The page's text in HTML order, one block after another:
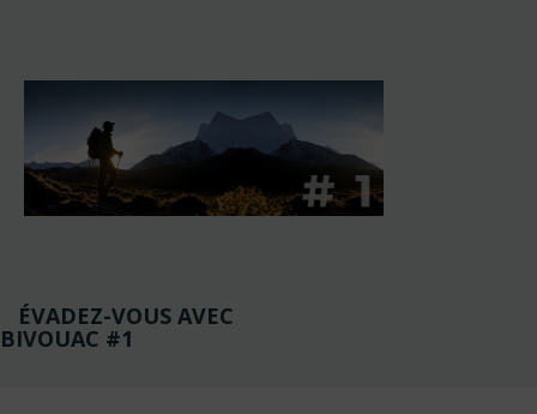
Navigation
de
ÉVADEZ-VOUS AVEC
BIVOUAC #1